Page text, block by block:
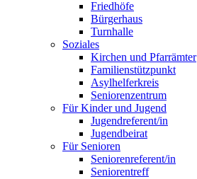
Friedhöfe
Bürgerhaus
Turnhalle
Soziales
Kirchen und Pfarrämter
Familienstützpunkt
Asylhelferkreis
Seniorenzentrum
Für Kinder und Jugend
Jugendreferent/in
Jugendbeirat
Für Senioren
Seniorenreferent/in
Seniorentreff